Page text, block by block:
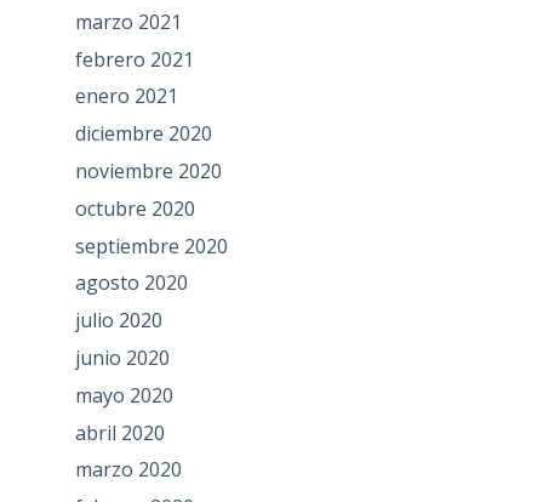
marzo 2021
febrero 2021
enero 2021
diciembre 2020
noviembre 2020
octubre 2020
septiembre 2020
agosto 2020
julio 2020
junio 2020
mayo 2020
abril 2020
marzo 2020